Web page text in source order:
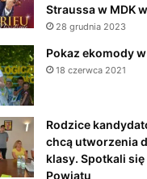
Straussa w MDK
28 grudnia 2023
Pokaz ekomody w
18 czerwca 2021
Rodzice
chcą utworzenia
klasy. Spotkali się
Powiatu